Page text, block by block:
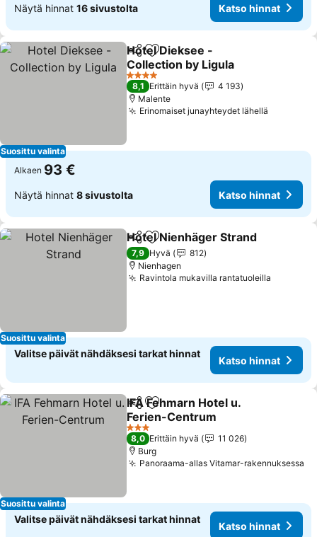
Näytä hinnat 16 sivustolta Katso hinnat
Suosittu valinta
Jaa Lisää suosikkeihin
Hotel Dieksee -
Collection by Ligula
4 Tähtiluokitus
8,1 Erittäin hyvä
4 193
Malente
Erinomaiset junayhteydet lähellä
Alkaen 93 €
Näytä hinnat 8 sivustolta Katso hinnat
Suosittu valinta
Jaa Lisää suosikkeihin
Hotel Nienhäger Strand
7,9 Hyvä
812
Nienhagen
Ravintola mukavilla rantatuoleilla
Valitse päivät nähdäksesi tarkat hinnat
Katso hinnat
Suosittu valinta
Jaa Lisää suosikkeihin
IFA Fehmarn Hotel u.
Ferien-Centrum
3 Tähtiluokitus
8,0 Erittäin hyvä
11 026
Burg
Panoraama-allas Vitamar-rakennuksessa
Valitse päivät nähdäksesi tarkat hinnat
Katso hinnat